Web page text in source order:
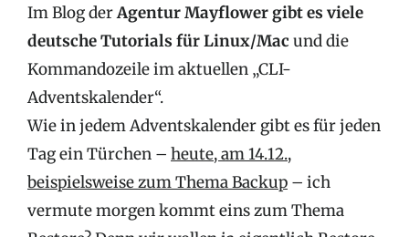
Im Blog derAgentur Mayflower gibt es viele
deutsche Tutorials für Linux/Mac und die
Kommandozeile im aktuellen „CLI-
Adventskalender“.
Wie in jedem Adventskalender gibt es für jeden
Tag ein Türchen – heute, am 14.12.,
beispielsweise zum Thema Backup – ich
vermute morgen kommt eins zum Thema